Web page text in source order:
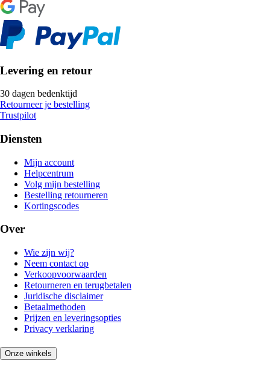
Levering en retour
30 dagen bedenktijd
Retourneer je bestelling
Trustpilot
Diensten
Mijn account
Helpcentrum
Volg mijn bestelling
Bestelling retourneren
Kortingscodes
Over
Wie zijn wij?
Neem contact op
Verkoopvoorwaarden
Retourneren en terugbetalen
Juridische disclaimer
Betaalmethoden
Prijzen en leveringsopties
Privacy verklaring
Onze winkels